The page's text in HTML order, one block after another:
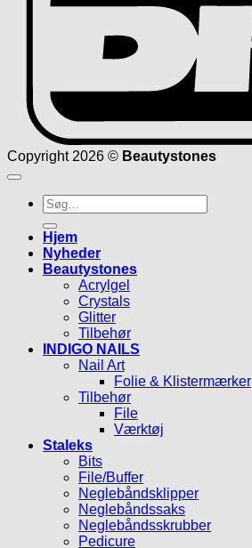
Copyright 2026 © Beautystones
Søg
efter:
Hjem
Nyheder
Beautystones
Acrylgel
Crystals
Glitter
Tilbehør
INDIGO NAILS
Nail Art
Folie & Klistermærker
Tilbehør
File
Værktøj
Staleks
Bits
File/Buffer
Neglebåndsklipper
Neglebåndssaks
Neglebåndsskrubber
Pedicure